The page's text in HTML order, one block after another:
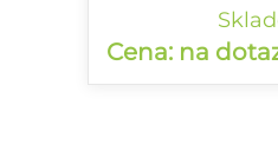
20 V IXES aku
baterie a nabíječky)
Cena: na